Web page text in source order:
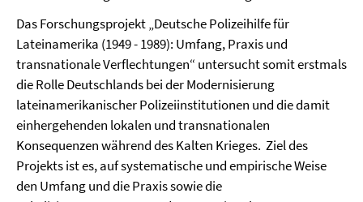
Das Forschungsprojekt „Deutsche Polizeihilfe für
Lateinamerika (1949 - 1989): Umfang, Praxis und
transnationale Verflechtungen“ untersucht somit erstmals
die Rolle Deutschlands bei der Modernisierung
lateinamerikanischer Polizeiinstitutionen und die damit
einhergehenden lokalen und transnationalen
Konsequenzen während des Kalten Krieges. Ziel des
Projekts ist es, auf systematische und empirische Weise
den Umfang und die Praxis sowie die